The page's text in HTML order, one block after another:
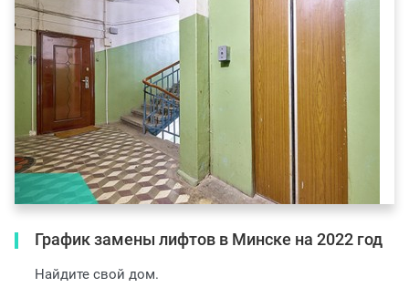
График замены лифтов в Минске на 2022 год
Найдите свой дом.